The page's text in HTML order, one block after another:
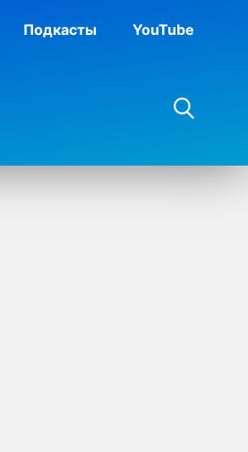
Подкасты YouTube